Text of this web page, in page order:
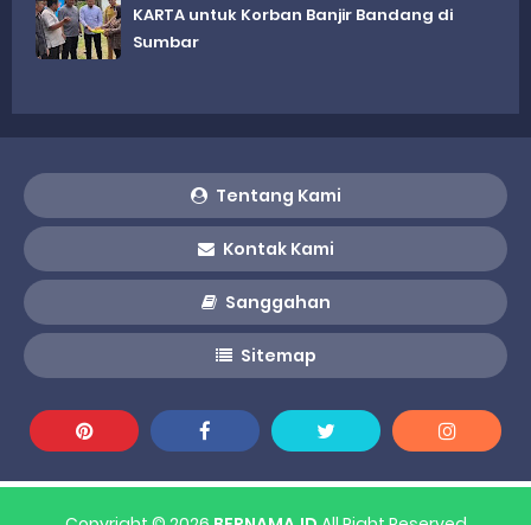
KARTA untuk Korban Banjir Bandang di
Sumbar
Tentang Kami
Kontak Kami
Sanggahan
Sitemap